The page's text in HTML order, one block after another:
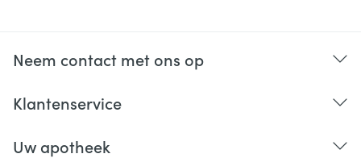
Neem contact met ons op
Klantenservice
Uw apotheek